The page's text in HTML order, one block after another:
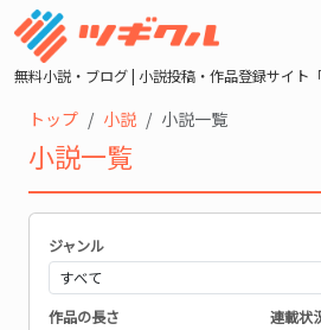
無料小説・ブログ | 小説投稿・作品登録サイト「
トップ 小説 小説一覧
小説一覧
ジャンル
作品の長さ 連載状